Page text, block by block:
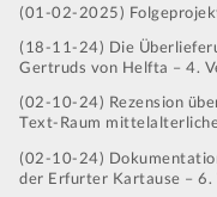
(01-02-2025)
(18-11-24) Die
Gertruds von Helfta – 4.
(02-10-24) Rezension
Text-Raum
(02-10-24)
der Erfurter Kartause – 6.